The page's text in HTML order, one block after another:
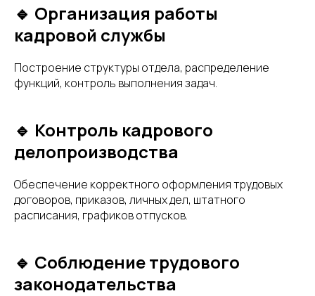
🔹 Организация работы
кадровой службы
Построение структуры отдела, распределение
функций, контроль выполнения задач.
🔹 Контроль кадрового
делопроизводства
Обеспечение корректного оформления трудовых
договоров, приказов, личных дел, штатного
расписания, графиков отпусков.
🔹 Соблюдение трудового
законодательства